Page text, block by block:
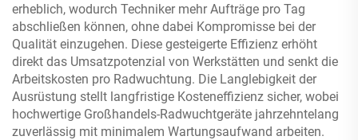
erheblich, wodurch Techniker mehr Aufträge pro Tag
abschließen können, ohne dabei Kompromisse bei der
Qualität einzugehen. Diese gesteigerte Effizienz erhöht
direkt das Umsatzpotenzial von Werkstätten und senkt die
Arbeitskosten pro Radwuchtung. Die Langlebigkeit der
Ausrüstung stellt langfristige Kosteneffizienz sicher, wobei
hochwertige Großhandels-Radwuchtgeräte jahrzehntelang
zuverlässig mit minimalem Wartungsaufwand arbeiten.